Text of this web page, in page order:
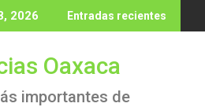
2026 Entradas recientes
Oaxaca
importantes de